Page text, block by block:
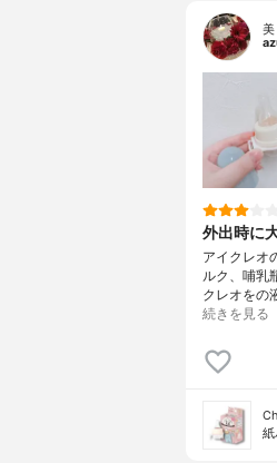
美
外出時に
アイクレオ
ルク、哺乳
クレオをの
続きを見る
紙